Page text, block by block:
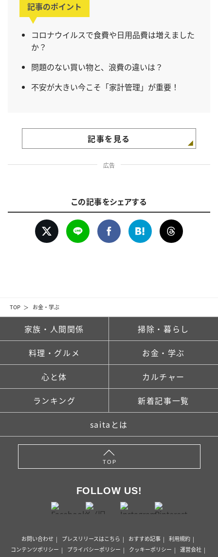
TOP お金・学ぶ
記事のポイント
コロナウイルスで食費や日用品費は増えました
か？
問題のない買い物と、浪費の違いは？
不安が大きい今こそ「家計管理」が重要！
記事を見る
広告
この記事をシェアする
家族・人間関係 掃除・暮らし
料理・グルメ お金・学ぶ
心と体 カルチャー
ランキング 新着記事一覧
saitaとは
TOP
FOLLOW US!
お問い合わせ プレスリリースはこちら おすすめ記事
利用規約
コンテンツポリシー
プライバシーポリシー クッキーポリシー
運営会社